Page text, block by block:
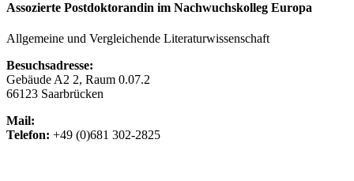
Assozierte Postdoktorandin im Nachwuchskolleg Europa
Allgemeine und Vergleichende Literaturwissenschaft
Besuchsadresse:
Gebäude A2 2, Raum 0.07.2
66123 Saarbrücken
Mail:
Telefon: +49 (0)681 302-2825